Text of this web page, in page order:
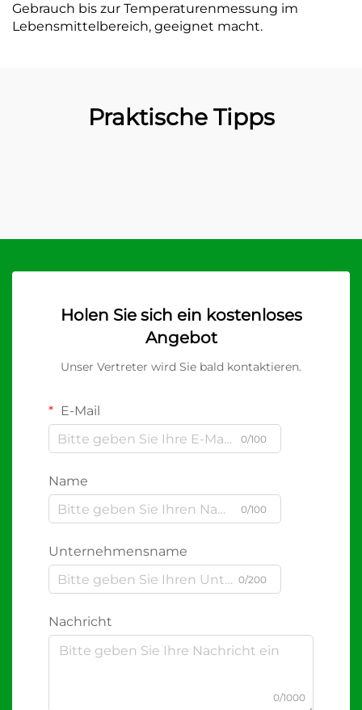
Gebrauch bis zur Temperaturenmessung im
Lebensmittelbereich, geeignet macht.
Praktische Tipps
Holen Sie sich ein kostenloses
Angebot
Unser Vertreter wird Sie bald kontaktieren.
E-Mail
0/100
Name
0/100
Unternehmensname
0/200
Nachricht
0/1000